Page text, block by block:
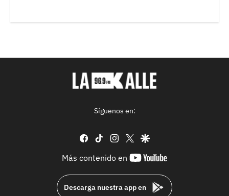
Síguenos en:
facebook
tiktok instagram
twittergoogle
Más contenido en
youtube-
Descarga nuestra app en